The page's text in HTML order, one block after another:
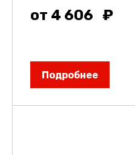
от 4 606
Подробнее